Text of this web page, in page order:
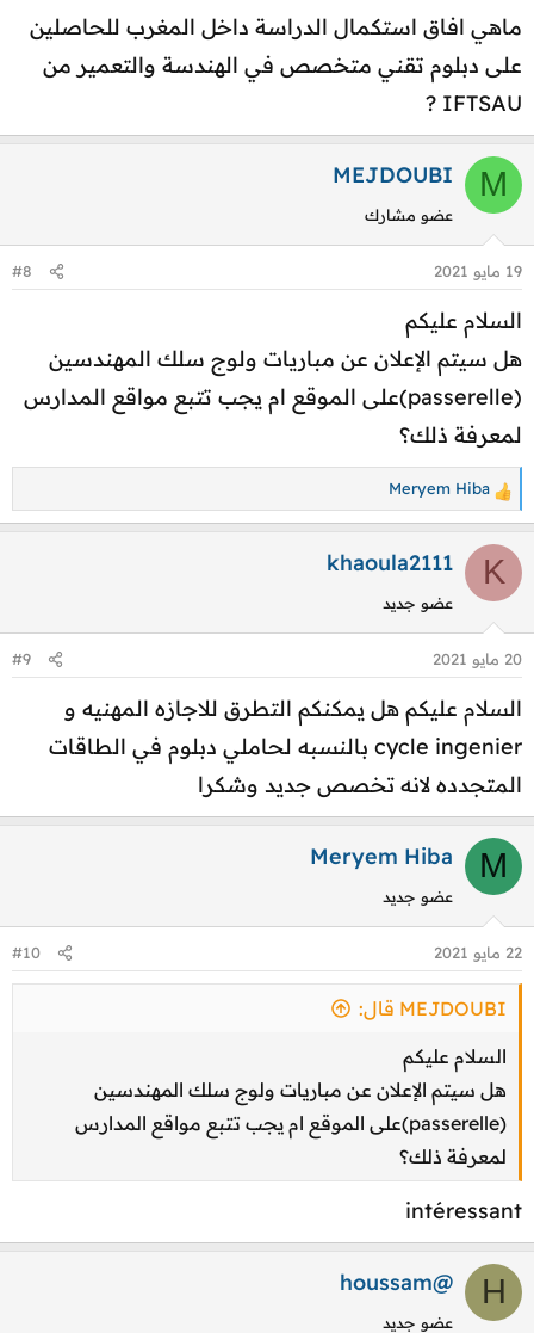
ENSA ( أي ولوج السنة 1 و 2 سلك المهندسين)
وكذلك ولوج السنة 1 أو 2 سلك المهندسين بكليات
العلوم والتقنيات FST
كما أن هناك سلك المهندسين ب ENSET بكل من
Rabat / Mohammedia
نشير أيضا أن هناك مجموعة من الاجازات المهنية Licences
Professionnelles في مختلف المدارس والمعاهد والكليات
والتي تبقى من اهم الجسور الممكنة لأصحاب Bac+2
DEUG / DEUST / DUT – Licence ou équivalent
:
ماهي افاق استكمال الدراسة داخل المغرب للحاصلين
على دبلوم تقني متخصص في الهندسة والتعمير من
IFTSAU ?
M
MEJDOUBI
عضو مشارك
19 مايو 2021 #8
السلام عليكم
هل سيتم الإعلان عن مباريات ولوج سلك المهندسين
(passerelle)على الموقع ام يجب تتبع مواقع المدارس
لمعرفة ذلك؟
ل
ت
ع
ل
ت
:
Meryem Hiba
K
khaoula2111
عضو جديد
20 مايو 2021 #9
السلام عليكم هل يمكنكم التطرق للاجازه المهنيه و
cycle ingenier بالنسبه لحاملي دبلوم في الطاقات
المتجدده لانه تخصص جديد وشكرا
M
Meryem Hiba
عضو جديد
22 مايو 2021 #10
MEJDOUBI قال:
السلام عليكم
هل سيتم الإعلان عن مباريات ولوج سلك المهندسين
(passerelle)على الموقع ام يجب تتبع مواقع المدارس
لمعرفة ذلك؟
intéressant
H
houssam@
عضو جديد